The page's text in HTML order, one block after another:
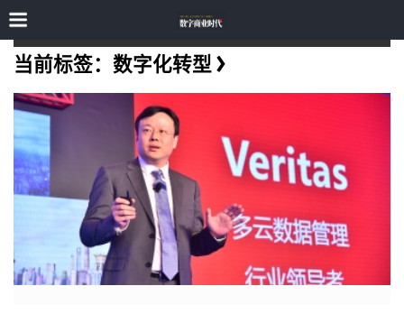
当前标签：数字化转型